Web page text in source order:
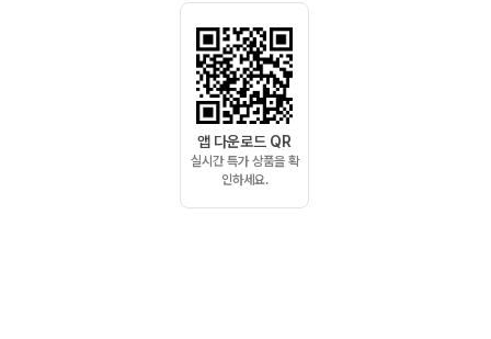
앱 다운로드 QR
실시간 특가 상품을 확
인하세요.